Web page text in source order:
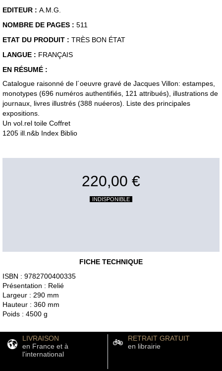
EDITEUR : A.M.G.
NOMBRE DE PAGES : 511
ETAT DU PRODUIT : TRÈS BON ÉTAT
LANGUE : FRANÇAIS
EN RÉSUMÉ :
Catalogue raisonné de l´oeuvre gravé de Jacques Villon: estampes,
monotypes (696 numéros authentifiés, 121 attribués), illustrations de
journaux, livres illustrés (388 nuéeros). Liste des principales
expositions.
Un vol.rel toile Coffret
1205 ill.n&b Index Biblio
220,00 €
INDISPONIBLE
FICHE TECHNIQUE
ISBN : 9782700400335
Présentation : Relié
Largeur : 290 mm
Hauteur : 360 mm
Poids : 4500 g
LIVRAISON
en France et à
l'international
RETRAIT GRATUIT
en librairie